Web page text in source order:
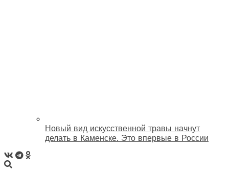
Новый вид искусственной травы начнут
делать в Каменске. Это впервые в России